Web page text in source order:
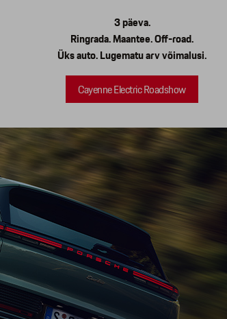
3 päeva.
Ringrada. Maantee. Off-road.
Üks auto. Lugematu arv võimalusi.
Cayenne Electric Roadshow